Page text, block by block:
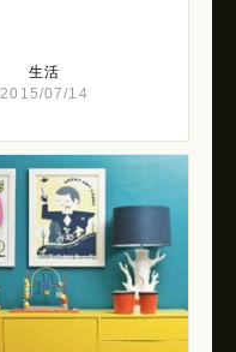
生活
2015/07/14